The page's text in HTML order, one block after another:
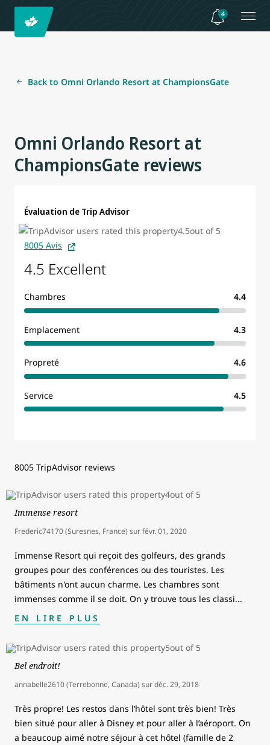
4
Back to Omni Orlando Resort at ChampionsGate
Omni Orlando Resort at
ChampionsGate reviews
Évaluation de Trip Advisor
8005 Avis
4.5 Excellent
Chambres 4.4
Emplacement 4.3
Propreté 4.6
Service 4.5
8005 TripAdvisor reviews
Immense resort
Frederic74170 (Suresnes, France) surfévr. 01, 2020
Immense Resort qui reçoit des golfeurs, des grands
groupes pour des conférences ou des touristes. Les
bâtiments n'ont aucun charme. Les chambres sont
immenses comme il se doit. On y trouve tous les classi...
EN LIRE PLUS
Bel endroit!
annabelle2610 (Terrebonne, Canada) surdéc. 29, 2018
Très propre! Les restos dans l’hôtel sont très bien! Très
bien situé pour aller à Disney et pour aller à l’aéroport. On
a beaucoup aimé notre séjour à cet hôtel (famille de 2